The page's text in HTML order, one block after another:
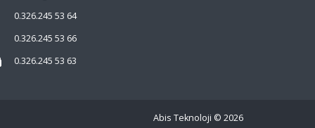
0.326.245 53 64
0.326.245 53 66
0.326.245 53 63
Abis Teknoloji © 2026